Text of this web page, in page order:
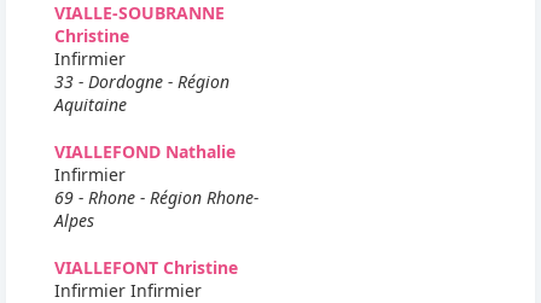
VIALLE-SOUBRANNE
Christine
Infirmier
33 - Dordogne - Région
Aquitaine
VIALLEFOND Nathalie
Infirmier
69 - Rhone - Région Rhone-
Alpes
VIALLEFONT Christine
Infirmier Infirmier